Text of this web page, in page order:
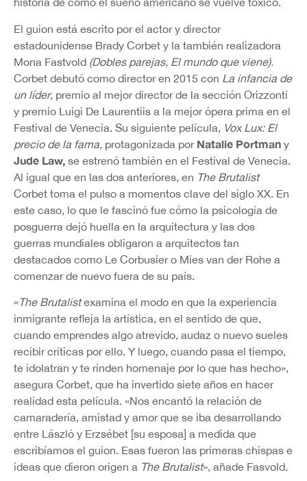
El guion está escrito por el actor y director
estadounidense Brady Corbet y la también realizadora
Mona Fastvold (Dobles parejas, El mundo que viene).
Corbet debutó como director en 2015 con La infancia de
un líder, premio al mejor director de la sección Orizzonti
y premio Luigi De Laurentiis a la mejor ópera prima en el
Festival de Venecia. Su siguiente película, Vox Lux: El
precio de la fama, protagonizada por Natalie Portman y
Jude Law, se estrenó también en el Festival de Venecia.
Al igual que en las dos anteriores, en The Brutalist
Corbet toma el pulso a momentos clave del siglo XX. En
este caso, lo que le fascinó fue cómo la psicología de
posguerra dejó huella en la arquitectura y las dos
guerras mundiales obligaron a arquitectos tan
destacados como Le Corbusier o Mies van der Rohe a
comenzar de nuevo fuera de su país.
«The Brutalistexamina el modo en que la experiencia
inmigrante refleja la artística, en el sentido de que,
cuando emprendes algo atrevido, audaz o nuevo sueles
recibir críticas por ello. Y luego, cuando pasa el tiempo,
te idolatran y te rinden homenaje por lo que has hecho»,
asegura Corbet, que ha invertido siete años en hacer
realidad esta película. «Nos encantó la relación de
camaradería, amistad y amor que se iba desarrollando
entre László y Erzsébet [su esposa] a medida que
escribíamos el guion. Esas fueron las primeras chispas e
ideas que dieron origen a The Brutalist», añade Fasvold.